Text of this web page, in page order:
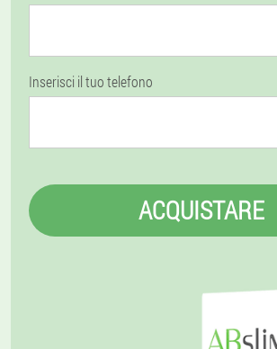
Inserisci il tuo telefono
ACQUISTARE